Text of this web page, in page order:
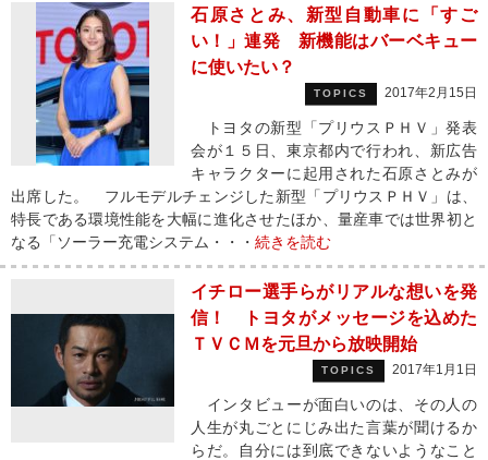
石原さとみ、新型自動車に「すご
い！」連発 新機能はバーベキュー
に使いたい？
TOPICS 2017年2月15日
トヨタの新型「プリウスＰＨＶ」発表
会が１５日、東京都内で行われ、新広告
キャラクターに起用された石原さとみが
出席した。 フルモデルチェンジした新型「プリウスＰＨＶ」は、
特長である環境性能を大幅に進化させたほか、量産車では世界初と
なる「ソーラー充電システム・・・ 続きを読む
イチロー選手らがリアルな想いを発
信！ トヨタがメッセージを込めた
ＴＶＣＭを元旦から放映開始
TOPICS 2017年1月1日
インタビューが面白いのは、その人の
人生が丸ごとにじみ出た言葉が聞けるか
らだ。自分には到底できないようなこと